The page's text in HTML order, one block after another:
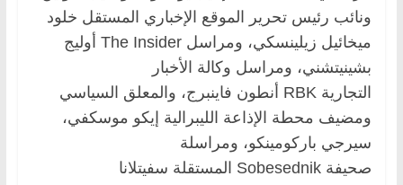
ونائب رئيس تحرير الموقع الإخباري المستقل خلود
ميخائيل زيلينسكي، ومراسل The Insider أوليج
بشينيتشني، ومراسل وكالة الأخبار
التجارية RBK أنطون فاينبرج، والمعلق السياسي
ومضيف محطة الإذاعة الليبرالية إيكو موسكفي،
سيرجي باركومينكو، ومراسلة
صحيفة Sobesednik المستقلة سفيتلانا